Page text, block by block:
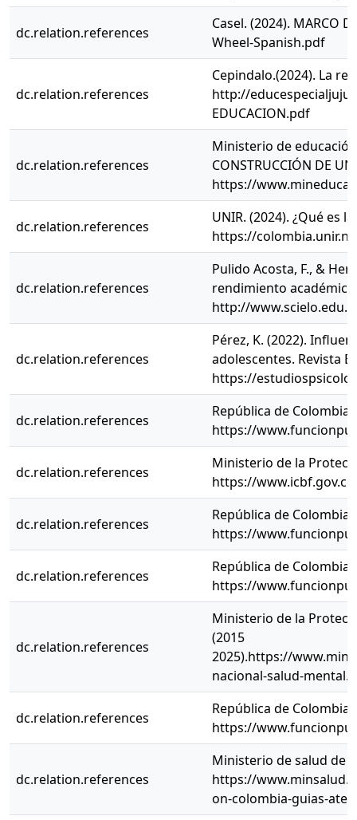
dc.relation.references
Casel. (2024). MARCO
Wheel-Spanish.pdf
dc.relation.references
Cepindalo.(2024). La
http://
EDUCACION.pdf
dc.relation.references
Ministerio de educación
CONSTRUCCIÓN DE
https://
dc.relation.references
UNIR. (2024). ¿Qué es
https://
dc.relation.references
Pulido Acosta, F., &
rendimiento
http://
dc.relation.references
Pérez, K. (2022).
adolescentes. Revista
https://
dc.relation.references
República de Colombia.
https://
dc.relation.references
Ministerio de la
https://
dc.relation.references
República de Colombia.
https://
dc.relation.references
República de Colombia.
https://
dc.relation.references
Ministerio de la
(2015
2025).https://
nacional-salud-
dc.relation.references
República de
https://
dc.relation.references
Ministerio de salud de
https://
on-colombia-guias-